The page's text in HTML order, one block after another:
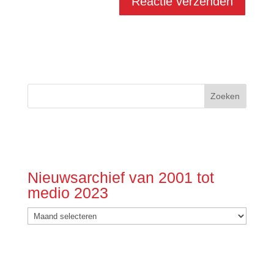
Nieuwsarchief van 2001 tot
medio 2023
Nieuwsarchief
van